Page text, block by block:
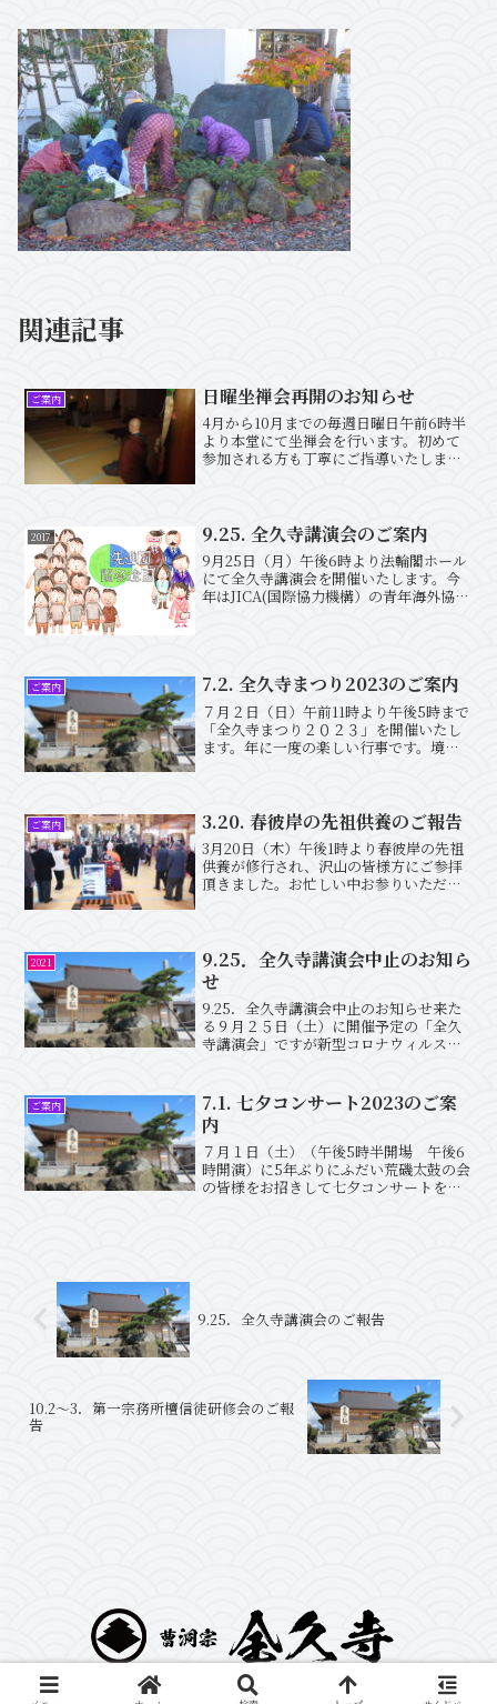
関連記事
ご案内 日曜坐禅会再開のお知らせ
4月から10月までの毎週日曜日午前6時半
より本堂にて坐禅会を行います。初めて
参加される方も丁寧にご指導いたします
2017 9.25. 全久寺講演会のご案内
9月25日（月）午後6時より法輪閣ホール
にて全久寺講演会を開催いたします。今
年はJICA(国際協力機構）の青年海外協力
ご案内 7.2. 全久寺まつり2023のご案内
７月２日（日）午前11時より午後5時まで
「全久寺まつり２０２３」を開催いたし
ます。年に一度の楽しい行事です。境内
しております。是...
ご案内 3.20. 春彼岸の先祖供養のご報告
3月20日（木）午後1時より春彼岸の先祖
供養が修行され、沢山の皆様方にご参拝
頂きました。お忙しい中お参りいただき
だきました。併せて...
2021
9.25．全久寺講演会中止のお知ら
せ
9.25．全久寺講演会中止のお知らせ来た
る９月２５日（土）に開催予定の「全久
寺講演会」ですが新型コロナウィルス感
ご案内
7.1. 七夕コンサート2023のご案
内
７月１日（土）（午後5時半開場 午後6
時開演）に5年ぶりにふだい荒磯太鼓の会
の皆様をお招きして七夕コンサートを開
9.25．全久寺講演会のご報告
10.2～3．第一宗務所檀信徒研修会のご報
告
Copyright © 2022kosakaisyou Co.,Ltd.